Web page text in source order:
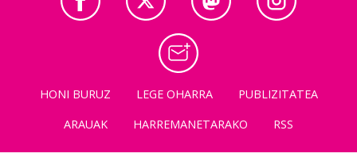
HONI BURUZ LEGE OHARRA
PUBLIZITATEA
ARAUAK
HARREMANETARAKO RSS